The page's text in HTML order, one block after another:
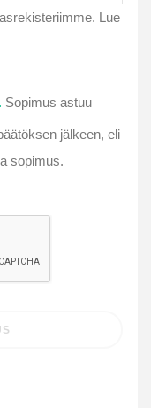
Lue
Sopimus astuu
jälkeen, eli
sopimus.